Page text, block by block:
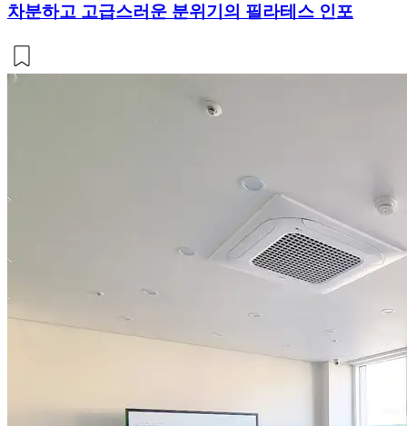
차분하고 고급스러운 분위기의 필라테스 인포